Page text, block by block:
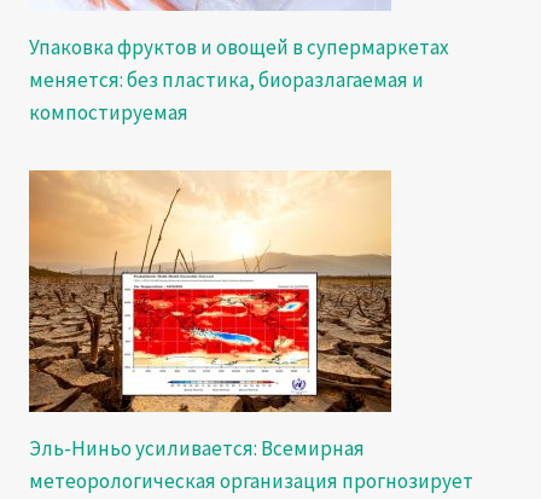
Упаковка фруктов и овощей в супермаркетах
меняется: без пластика, биоразлагаемая и
компостируемая
Эль-Ниньо усиливается: Всемирная
метеорологическая организация прогнозирует